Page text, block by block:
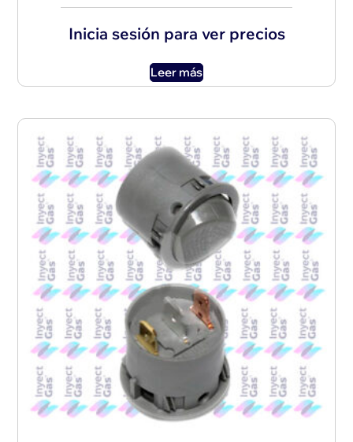
Inicia sesión para ver precios
Leer más